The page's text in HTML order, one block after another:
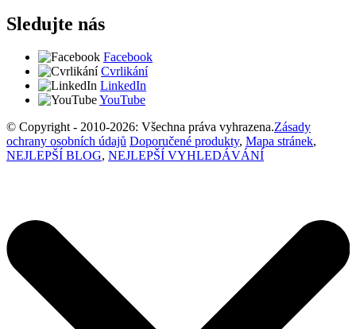
Sledujte nás
Facebook
Cvrlikání
LinkedIn
YouTube
© Copyright - 2010-2026: Všechna práva vyhrazena.Zásady
ochrany osobních údajů Doporučené produkty, Mapa stránek,
NEJLEPŠÍ BLOG, NEJLEPŠÍ VYHLEDÁVÁNÍ